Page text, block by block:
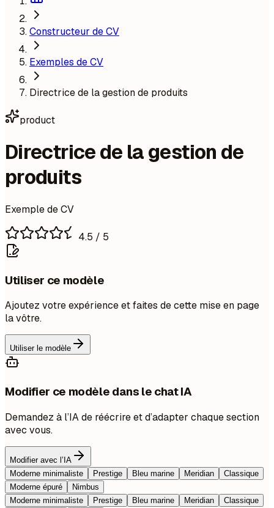
Constructeur de CV
Exemples de CV
Directrice de la gestion de produits
product
Directrice de la gestion de
produits
Exemple de CV
4.5 / 5
Utiliser ce modèle
Ajoutez votre expérience et faites de cette mise en page
la vôtre.
Utiliser le modèle
Modifier ce modèle dans le chat IA
Demandez à l’IA de réécrire et d’adapter chaque section
avec vous.
Modifier avec l’IA
Moderne minimaliste
Prestige Bleu marine Meridian
Classique
Moderne épuré
Nimbus
Moderne minimaliste
Prestige Bleu marine Meridian
Classique